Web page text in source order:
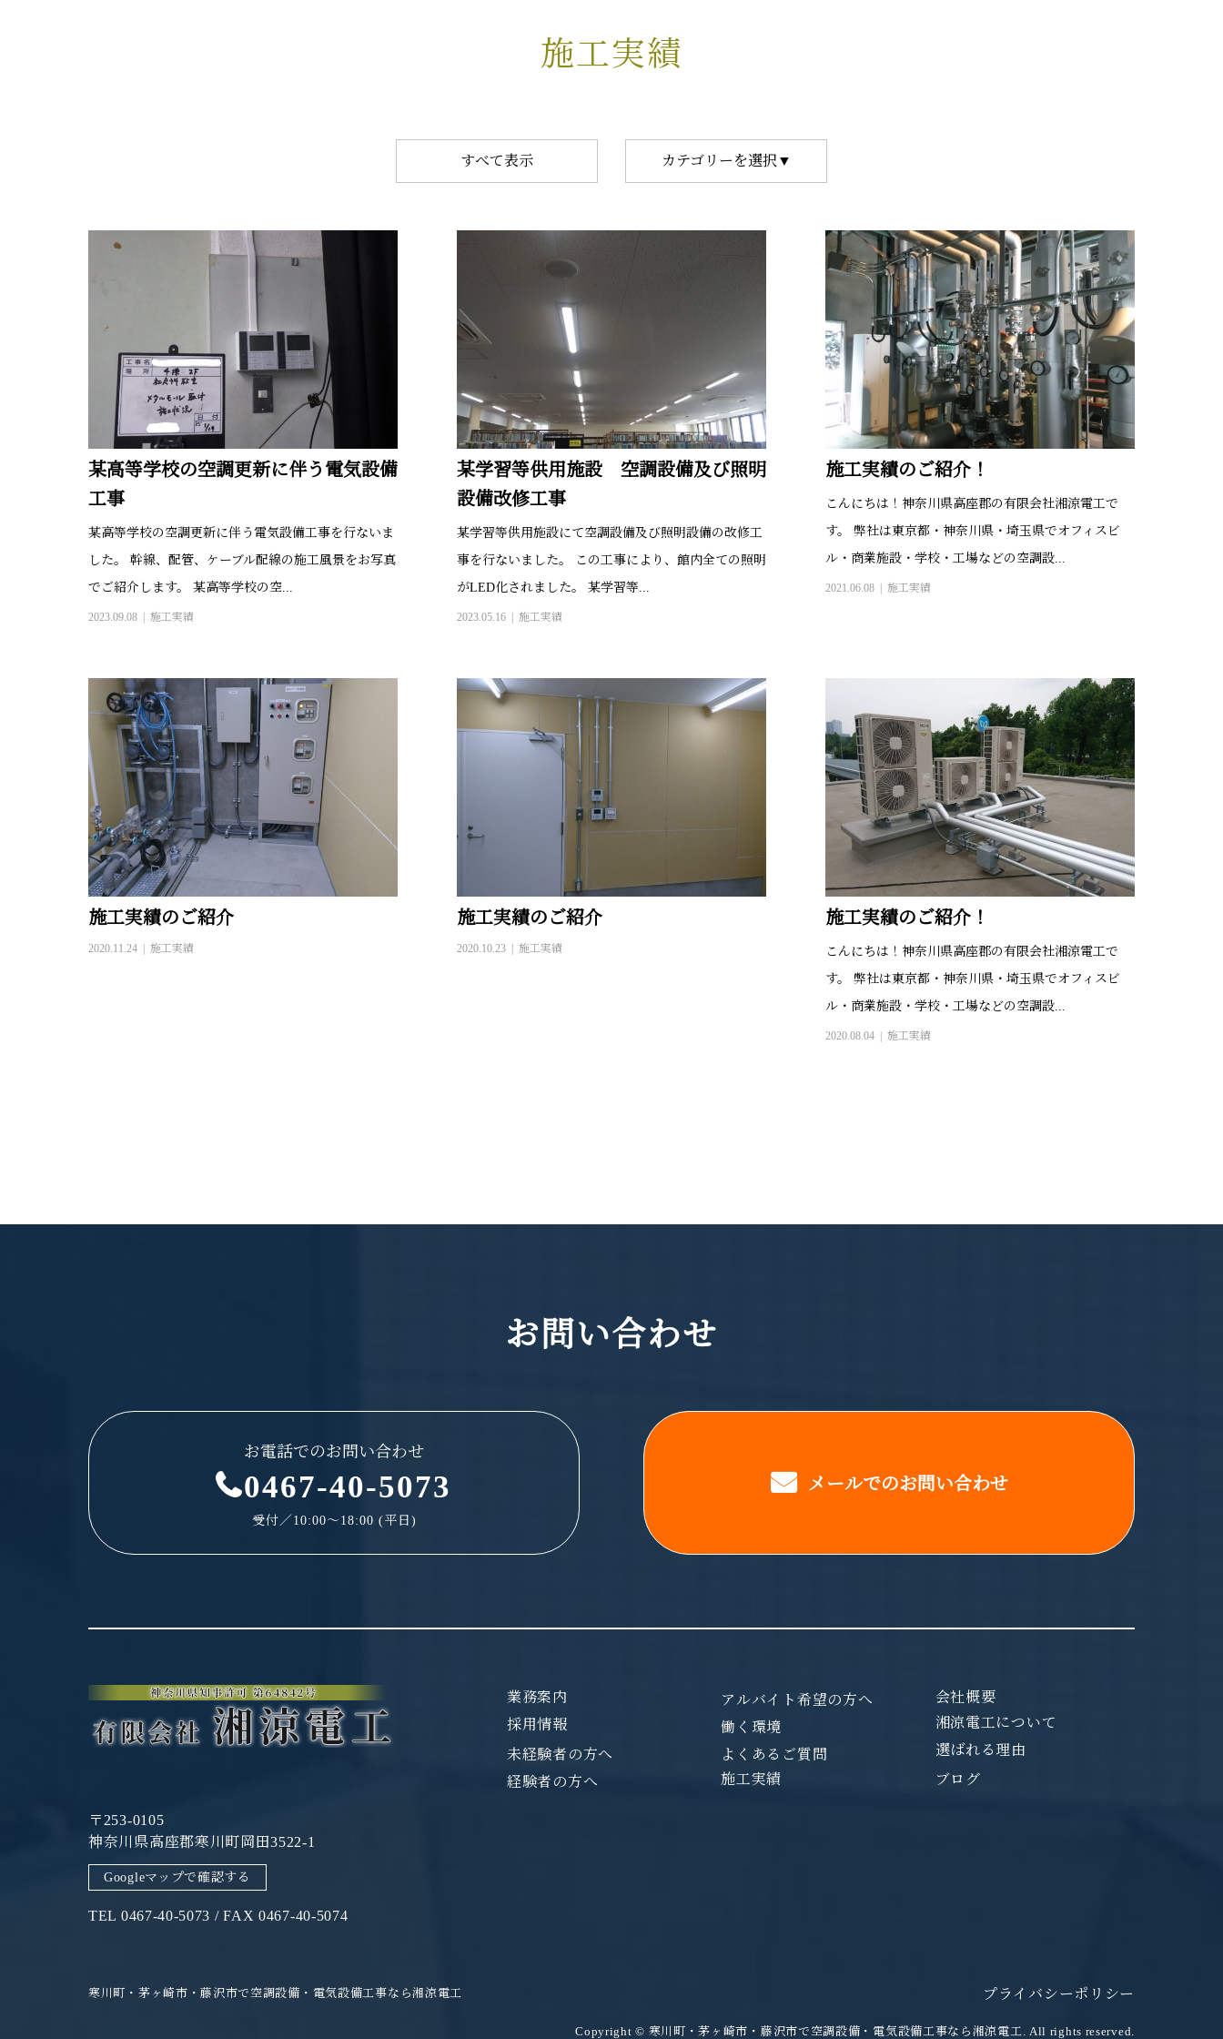
施工実績
すべて表示 カテゴリーを選択▼
某高等学校の空調更新に伴う電気設備
工事
某高等学校の空調更新に伴う電気設備工事を行ないま
した。 幹線、配管、ケーブル配線の施工風景をお写真
でご紹介します。 某高等学校の空...
2023.09.08 施工実績
某学習等供用施設 空調設備及び照明
設備改修工事
某学習等供用施設にて空調設備及び照明設備の改修工
事を行ないました。 この工事により、館内全ての照明
がLED化されました。 某学習等...
2023.05.16 施工実績
施工実績のご紹介！
こんにちは！神奈川県高座郡の有限会社湘涼電工で
す。 弊社は東京都・神奈川県・埼玉県でオフィスビ
ル・商業施設・学校・工場などの空調設...
2021.06.08 施工実績
施工実績のご紹介
2020.11.24 施工実績
施工実績のご紹介
2020.10.23 施工実績
施工実績のご紹介！
こんにちは！神奈川県高座郡の有限会社湘涼電工で
す。 弊社は東京都・神奈川県・埼玉県でオフィスビ
ル・商業施設・学校・工場などの空調設...
2020.08.04 施工実績
お問い合わせ
お電話でのお問い合わせ
0467-40-5073
受付／10:00～18:00 (平日)
メールでのお問い合わせ
業務案内
採用情報
未経験者の方へ
経験者の方へ
アルバイト希望の方へ
働く環境
よくあるご質問
施工実績
会社概要
湘涼電工について
選ばれる理由
ブログ
〒253-0105
神奈川県高座郡寒川町岡田3522-1
Googleマップで確認する
TEL 0467-40-5073 / FAX 0467-40-5074
寒川町・茅ヶ崎市・藤沢市で空調設備・電気設備工事なら湘涼電工 プライバシーポリシー
Copyright © 寒川町・茅ヶ崎市・藤沢市で空調設備・電気設備工事なら湘涼電工. All rights reserved.